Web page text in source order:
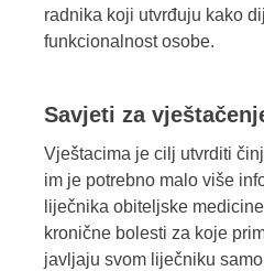
radnika koji utvrđuju kako
funkcionalnost osobe.
Savjeti za
Vještacima je cilj utvrditi
im je potrebno malo više
liječnika obiteljske
kronične bolesti za koje
javljaju svom liječniku